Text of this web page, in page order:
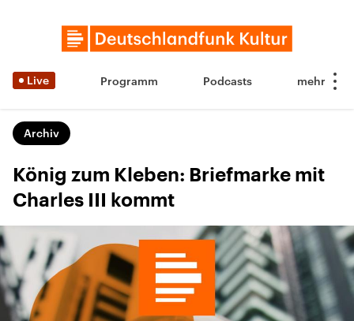
Live Programm Podcasts
Archiv
König zum Kleben: Briefmarke mit
Charles III kommt